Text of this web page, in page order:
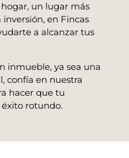
un lugar más
en Fincas
a alcanzar tus
inmueble, ya sea una
confía en nuestra
hacer que tu
rotundo.